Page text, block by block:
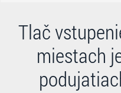
Tlač
miestach